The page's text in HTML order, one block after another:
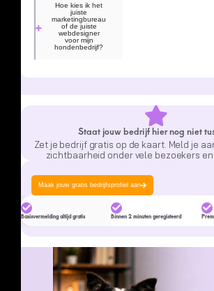
Hoe kies ik het
juiste
marketingbureau
of de juiste
webdesigner
voor mijn
hondenbedrijf?
Staat jouw bedrijf hier nog niet
Zet je bedrijf gratis op de kaart. Meld je
zichtbaarheid onder vele bezoekers
Maak jouw gratis bedrijfsprofiel aan
Basisvermelding altijd gratis Binnen 2 minuten geregisteerd